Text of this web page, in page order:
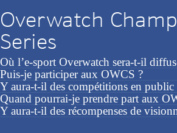
Overwatch
Series
Où l’e-sport Overwatch sera-t-il
Puis-je participer aux OWCS ?
Y aura-t-il des compétitions en public
Quand pourrai-je prendre part aux
Y aura-t-il des récompenses de